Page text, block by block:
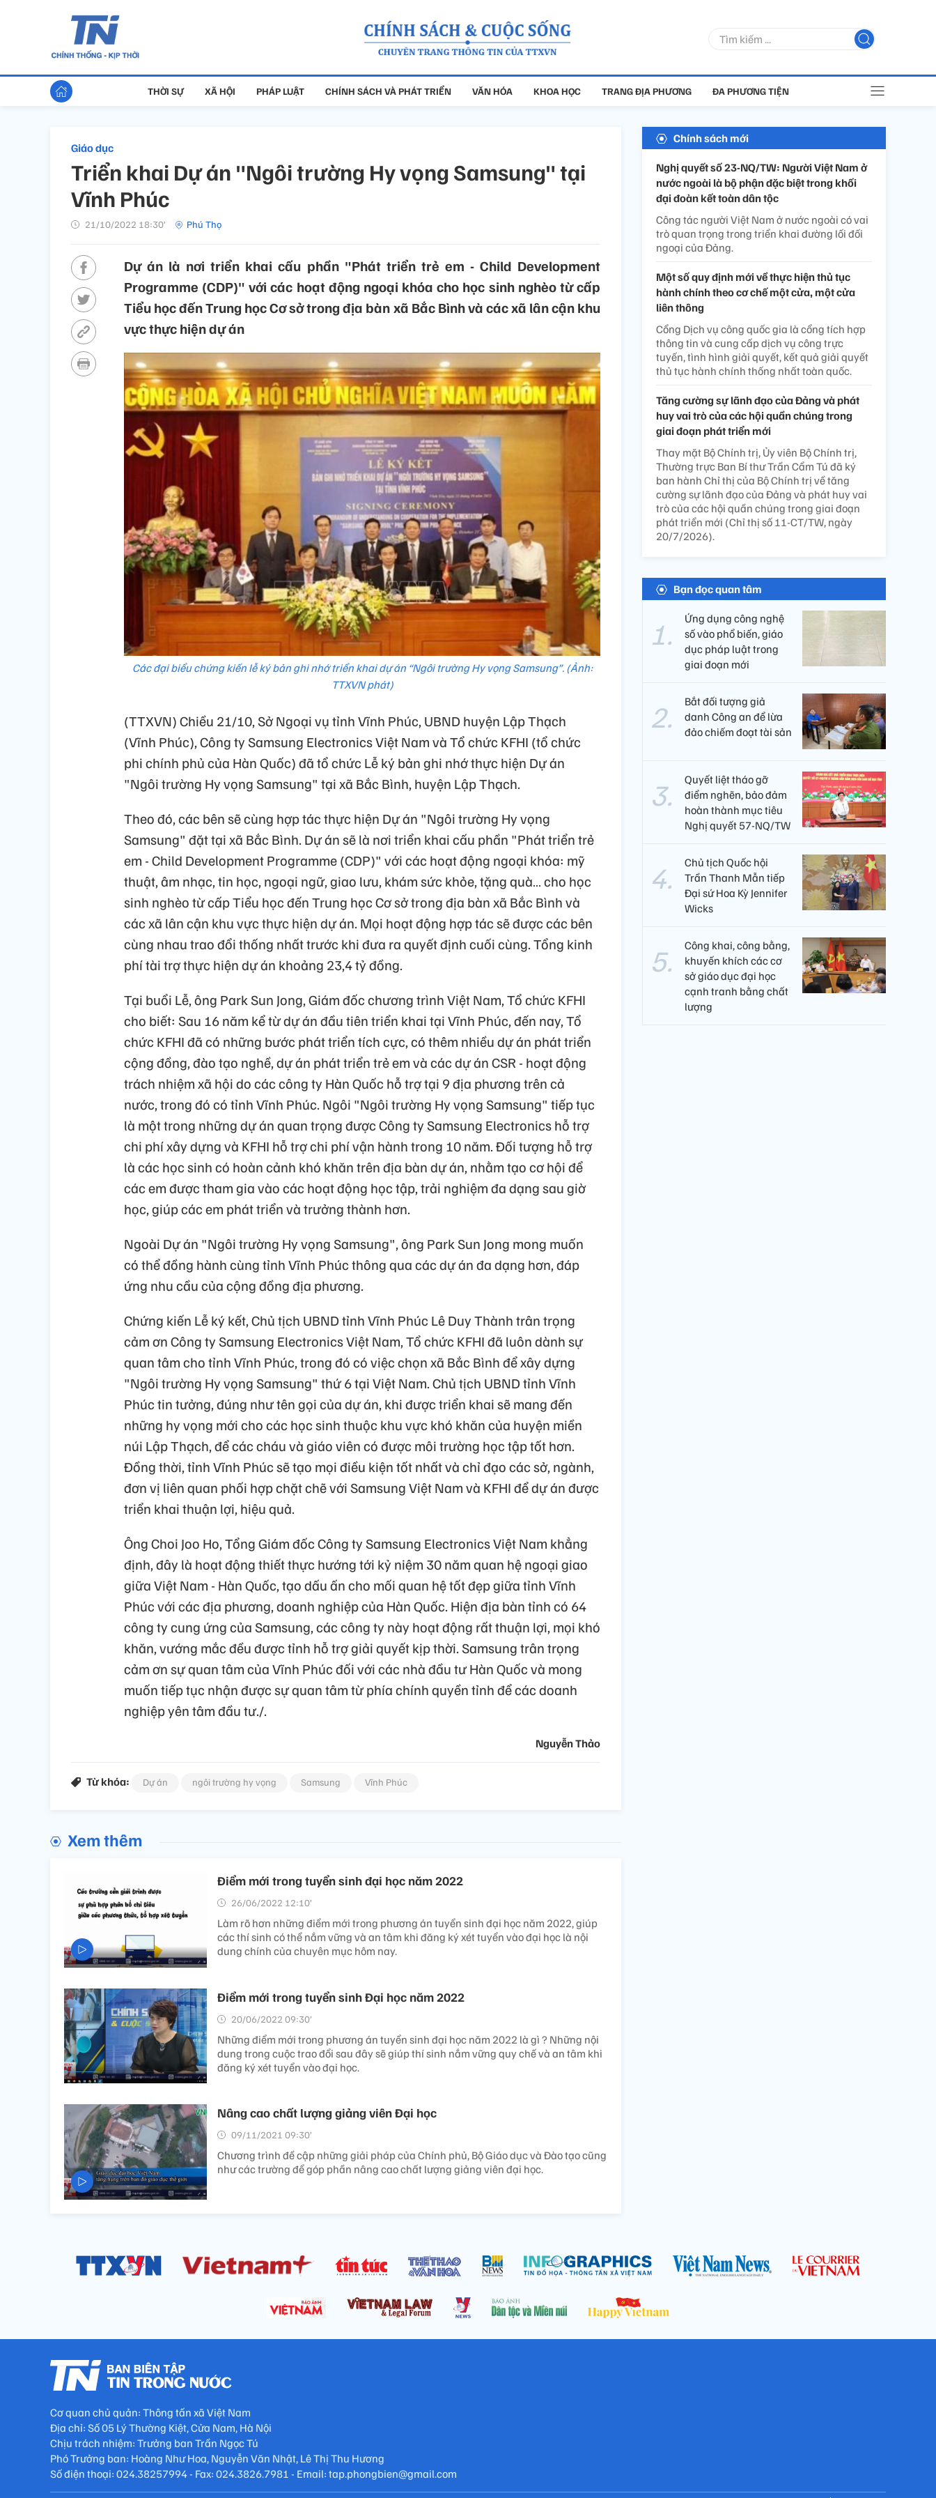
THỜI SỰ XÃ HỘI PHÁP LUẬT CHÍNH SÁCH VÀ PHÁT TRIỂN VĂN HÓA KHOA HỌC TRANG ĐỊA PHƯƠNG ĐA PHƯƠNG TIỆN
Giáo dục
Triển khai Dự án "Ngôi trường Hy vọng Samsung" tại
Vĩnh Phúc
21/10/2022 18:30’ Phú Thọ
Dự án là nơi triển khai cấu phần "Phát triển trẻ em - Child Development
Programme (CDP)" với các hoạt động ngoại khóa cho học sinh nghèo từ cấp
Tiểu học đến Trung học Cơ sở trong địa bàn xã Bắc Bình và các xã lân cận khu
vực thực hiện dự án
Các đại biểu chứng kiến lễ ký bản ghi nhớ triển khai dự án “Ngôi trường Hy vọng Samsung”. (Ảnh:
TTXVN phát)
(TTXVN) Chiều 21/10, Sở Ngoại vụ tỉnh Vĩnh Phúc, UBND huyện Lập Thạch
(Vĩnh Phúc), Công ty Samsung Electronics Việt Nam và Tổ chức KFHI (tổ chức
phi chính phủ của Hàn Quốc) đã tổ chức Lễ ký bản ghi nhớ thực hiện Dự án
"Ngôi trường Hy vọng Samsung" tại xã Bắc Bình, huyện Lập Thạch.
Theo đó, các bên sẽ cùng hợp tác thực hiện Dự án "Ngôi trường Hy vọng
Samsung" đặt tại xã Bắc Bình. Dự án sẽ là nơi triển khai cấu phần "Phát triển trẻ
em - Child Development Programme (CDP)" với các hoạt động ngoại khóa: mỹ
thuật, âm nhạc, tin học, ngoại ngữ, giao lưu, khám sức khỏe, tặng quà… cho học
sinh nghèo từ cấp Tiểu học đến Trung học Cơ sở trong địa bàn xã Bắc Bình và
các xã lân cận khu vực thực hiện dự án. Mọi hoạt động hợp tác sẽ được các bên
cùng nhau trao đổi thống nhất trước khi đưa ra quyết định cuối cùng. Tổng kinh
phí tài trợ thực hiện dự án khoảng 23,4 tỷ đồng.
Tại buổi Lễ, ông Park Sun Jong, Giám đốc chương trình Việt Nam, Tổ chức KFHI
cho biết: Sau 16 năm kể từ dự án đầu tiên triển khai tại Vĩnh Phúc, đến nay, Tổ
chức KFHI đã có những bước phát triển tích cực, có thêm nhiều dự án phát triển
cộng đồng, đào tạo nghề, dự án phát triển trẻ em và các dự án CSR - hoạt động
trách nhiệm xã hội do các công ty Hàn Quốc hỗ trợ tại 9 địa phương trên cả
nước, trong đó có tỉnh Vĩnh Phúc. Ngôi "Ngôi trường Hy vọng Samsung" tiếp tục
là một trong những dự án quan trọng được Công ty Samsung Electronics hỗ trợ
chi phí xây dựng và KFHI hỗ trợ chi phí vận hành trong 10 năm. Đối tượng hỗ trợ
là các học sinh có hoàn cảnh khó khăn trên địa bàn dự án, nhằm tạo cơ hội để
các em được tham gia vào các hoạt động học tập, trải nghiệm đa dạng sau giờ
học, giúp các em phát triển và trưởng thành hơn.
Ngoài Dự án "Ngôi trường Hy vọng Samsung", ông Park Sun Jong mong muốn
có thể đồng hành cùng tỉnh Vĩnh Phúc thông qua các dự án đa dạng hơn, đáp
ứng nhu cầu của cộng đồng địa phương.
Chứng kiến Lễ ký kết, Chủ tịch UBND tỉnh Vĩnh Phúc Lê Duy Thành trân trọng
cảm ơn Công ty Samsung Electronics Việt Nam, Tổ chức KFHI đã luôn dành sự
quan tâm cho tỉnh Vĩnh Phúc, trong đó có việc chọn xã Bắc Bình để xây dựng
"Ngôi trường Hy vọng Samsung" thứ 6 tại Việt Nam. Chủ tịch UBND tỉnh Vĩnh
Phúc tin tưởng, đúng như tên gọi của dự án, khi được triển khai sẽ mang đến
những hy vọng mới cho các học sinh thuộc khu vực khó khăn của huyện miền
núi Lập Thạch, để các cháu và giáo viên có được môi trường học tập tốt hơn.
Đồng thời, tỉnh Vĩnh Phúc sẽ tạo mọi điều kiện tốt nhất và chỉ đạo các sở, ngành,
đơn vị liên quan phối hợp chặt chẽ với Samsung Việt Nam và KFHI để dự án được
triển khai thuận lợi, hiệu quả.
Ông Choi Joo Ho, Tổng Giám đốc Công ty Samsung Electronics Việt Nam khẳng
định, đây là hoạt động thiết thực hướng tới kỷ niệm 30 năm quan hệ ngoại giao
giữa Việt Nam - Hàn Quốc, tạo dấu ấn cho mối quan hệ tốt đẹp giữa tỉnh Vĩnh
Phúc với các địa phương, doanh nghiệp của Hàn Quốc. Hiện địa bàn tỉnh có 64
công ty cung ứng của Samsung, các công ty này hoạt động rất thuận lợi, mọi khó
khăn, vướng mắc đều được tỉnh hỗ trợ giải quyết kịp thời. Samsung trân trọng
cảm ơn sự quan tâm của Vĩnh Phúc đối với các nhà đầu tư Hàn Quốc và mong
muốn tiếp tục nhận được sự quan tâm từ phía chính quyền tỉnh để các doanh
nghiệp yên tâm đầu tư./.
Nguyễn Thảo
Từ khóa: Dự án ngôi trường hy vọng Samsung Vĩnh Phúc
Xem thêm
Điểm mới trong tuyển sinh đại học năm 2022
26/06/2022 12:10’
Làm rõ hơn những điểm mới trong phương án tuyển sinh đại học năm 2022, giúp
các thí sinh có thể nắm vững và an tâm khi đăng ký xét tuyển vào đại học là nội
dung chính của chuyên mục hôm nay.
Điểm mới trong tuyển sinh Đại học năm 2022
20/06/2022 09:30’
Những điểm mới trong phương án tuyển sinh đại học năm 2022 là gì ? Những nội
dung trong cuộc trao đổi sau đây sẽ giúp thí sinh nắm vững quy chế và an tâm khi
đăng ký xét tuyển vào đại học.
Nâng cao chất lượng giảng viên Đại học
09/11/2021 09:30’
Chương trình đề cập những giải pháp của Chính phủ, Bộ Giáo dục và Đào tạo cũng
như các trường để góp phần nâng cao chất lượng giảng viên đại học.
Chính sách mới
Nghị quyết số 23-NQ/TW: Người Việt Nam ở
nước ngoài là bộ phận đặc biệt trong khối
đại đoàn kết toàn dân tộc
Công tác người Việt Nam ở nước ngoài có vai
trò quan trọng trong triển khai đường lối đối
ngoại của Đảng.
Một số quy định mới về thực hiện thủ tục
hành chính theo cơ chế một cửa, một cửa
liên thông
Cổng Dịch vụ công quốc gia là cổng tích hợp
thông tin và cung cấp dịch vụ công trực
tuyến, tình hình giải quyết, kết quả giải quyết
thủ tục hành chính thống nhất toàn quốc.
Tăng cường sự lãnh đạo của Đảng và phát
huy vai trò của các hội quần chúng trong
giai đoạn phát triển mới
Thay mặt Bộ Chính trị, Ủy viên Bộ Chính trị,
Thường trực Ban Bí thư Trần Cẩm Tú đã ký
ban hành Chỉ thị của Bộ Chính trị về tăng
cường sự lãnh đạo của Đảng và phát huy vai
trò của các hội quần chúng trong giai đoạn
phát triển mới (Chỉ thị số 11-CT/TW, ngày
20/7/2026).
Bạn đọc quan tâm
Ứng dụng công nghệ
số vào phổ biến, giáo
dục pháp luật trong
giai đoạn mới
Bắt đối tượng giả
danh Công an để lừa
đảo chiếm đoạt tài sản
Quyết liệt tháo gỡ
điểm nghẽn, bảo đảm
hoàn thành mục tiêu
Nghị quyết 57-NQ/TW
Chủ tịch Quốc hội
Trần Thanh Mẫn tiếp
Đại sứ Hoa Kỳ Jennifer
Wicks
Công khai, công bằng,
khuyến khích các cơ
sở giáo dục đại học
cạnh tranh bằng chất
lượng​
Cơ quan chủ quản: Thông tấn xã Việt Nam
Địa chỉ: Số 05 Lý Thường Kiệt, Cửa Nam, Hà Nội
Chịu trách nhiệm: Trưởng ban Trần Ngọc Tú
Phó Trưởng ban: Hoàng Như Hoa, Nguyễn Văn Nhật, Lê Thị Thu Hương
Số điện thoại: 024.38257994 - Fax: 024.3826.7981 - Email: tap.phongbien@gmail.com